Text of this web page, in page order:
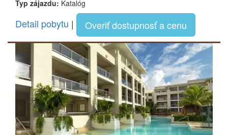
Typ zájazdu: Katalóg
Detail pobytu | Overiť dostupnosť a cenu